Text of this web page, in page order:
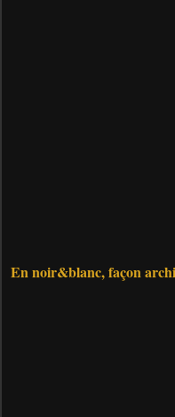
En noir&blanc, façon